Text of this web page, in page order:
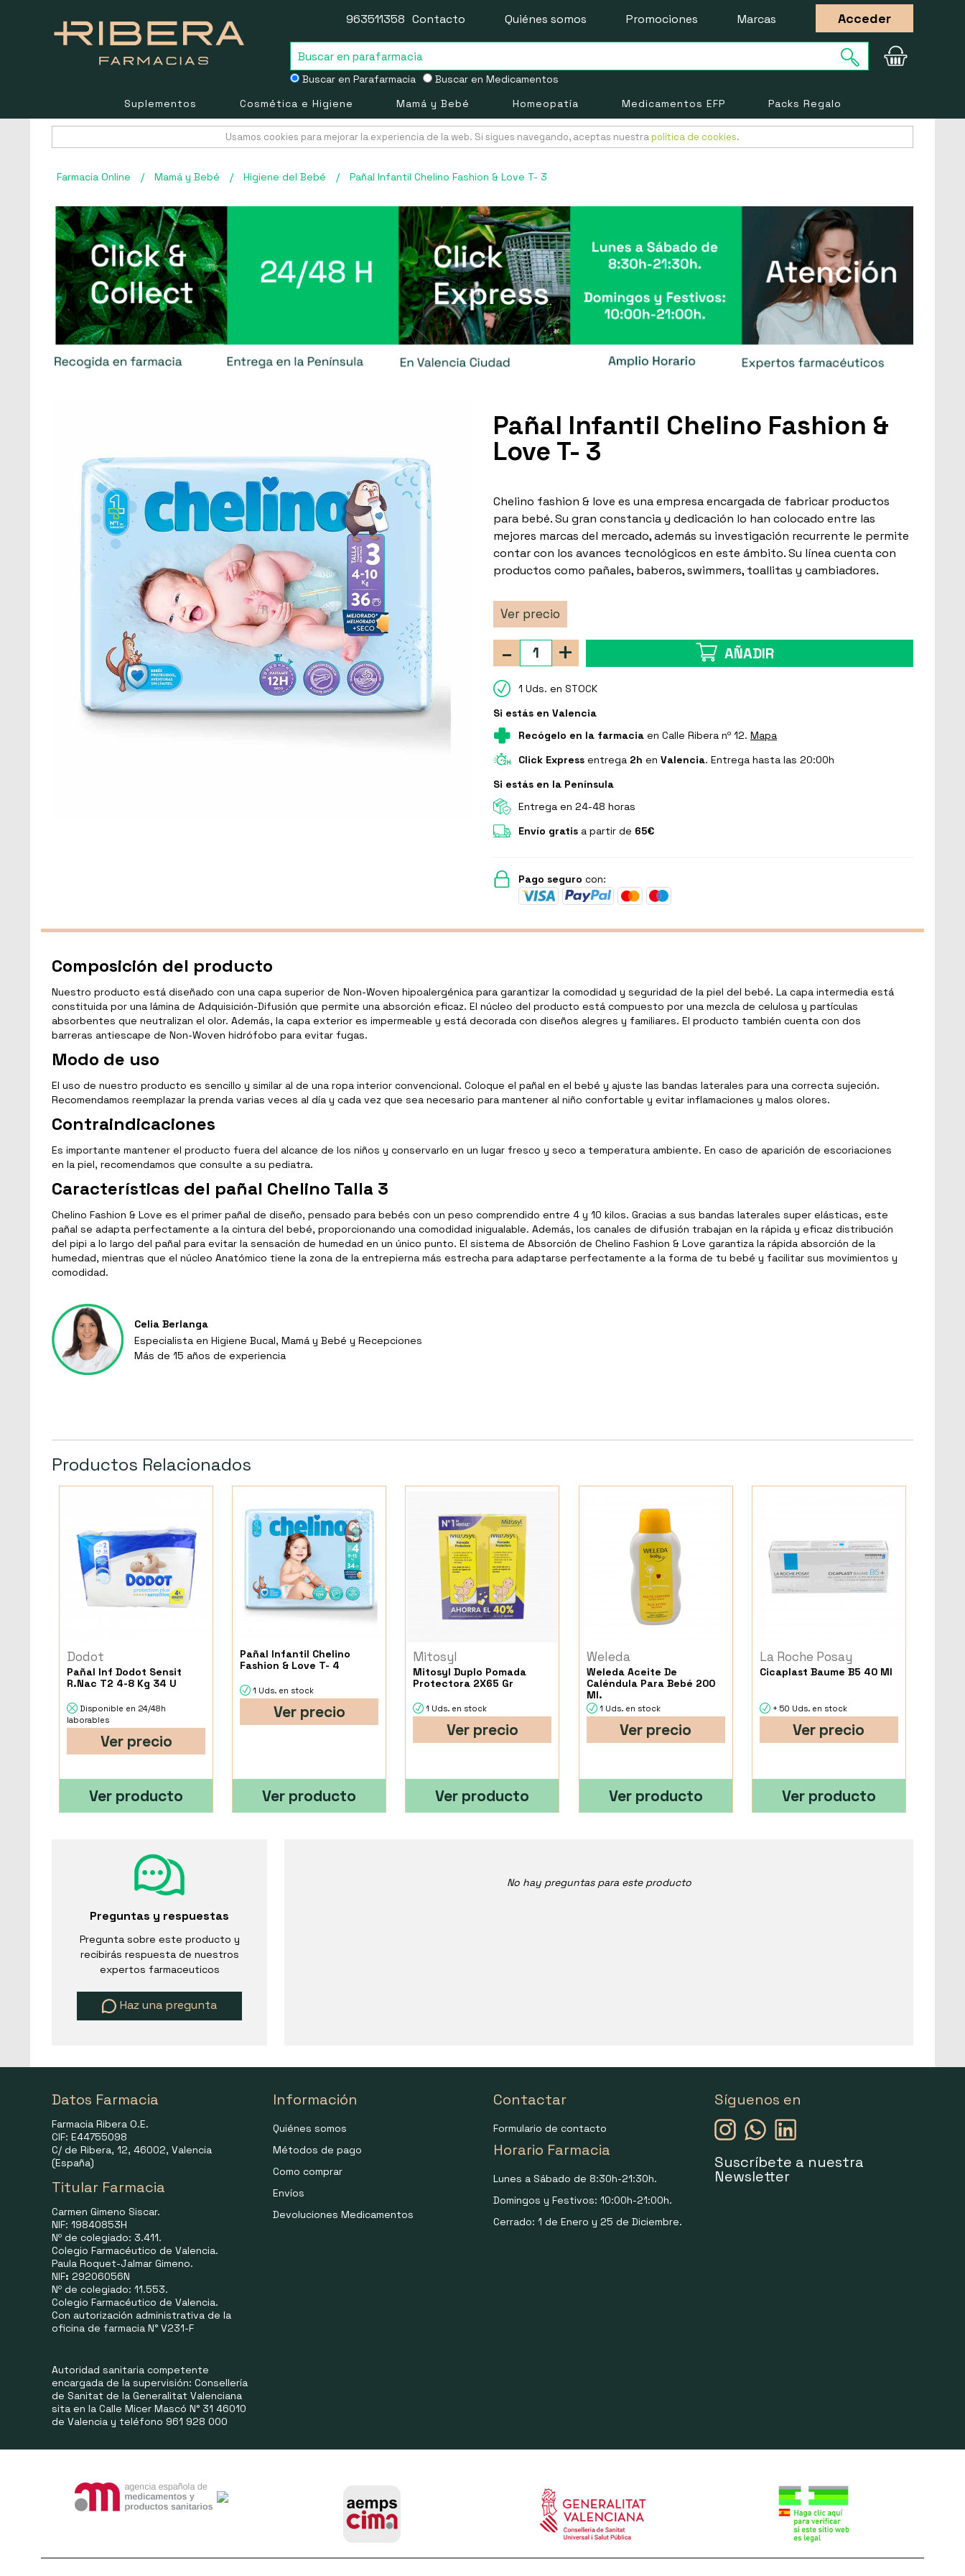
Buscar en Parafarmacia Buscar en Medicamentos
963511358 Contacto Quiénes somos Promociones Marcas Acceder
Suplementos Cosmética e Higiene Mamá y Bebé Homeopatía Medicamentos EFP Packs Regalo
Usamos cookies para mejorar la experiencia de la web. Si sigues navegando, aceptas nuestra política de cookies.
Farmacia Online / Mamá y Bebé / Higiene del Bebé / Pañal Infantil Chelino Fashion & Love T- 3
Pañal Infantil Chelino Fashion &
Love T- 3
Chelino fashion & love es una empresa encargada de fabricar productos
para bebé. Su gran constancia y dedicación lo han colocado entre las
mejores marcas del mercado, además su investigación recurrente le permite
contar con los avances tecnológicos en este ámbito. Su línea cuenta con
productos como pañales, baberos, swimmers, toallitas y cambiadores.
Ver precio
+
- AÑADIR
1 Uds. en STOCK
Si estás en Valencia
Recógelo en la farmacia en Calle Ribera nº 12. Mapa
Click Express entrega 2h en Valencia. Entrega hasta las 20:00h
Si estás en la Península
Entrega en 24-48 horas
Envío gratis a partir de 65€
Pago seguro con:
Composición del producto
Nuestro producto está diseñado con una capa superior de Non-Woven hipoalergénica para garantizar la comodidad y seguridad de la piel del bebé. La capa intermedia está
constituida por una lámina de Adquisición-Difusión que permite una absorción eficaz. El núcleo del producto está compuesto por una mezcla de celulosa y partículas
absorbentes que neutralizan el olor. Además, la capa exterior es impermeable y está decorada con diseños alegres y familiares. El producto también cuenta con dos
barreras antiescape de Non-Woven hidrófobo para evitar fugas.
Modo de uso
El uso de nuestro producto es sencillo y similar al de una ropa interior convencional. Coloque el pañal en el bebé y ajuste las bandas laterales para una correcta sujeción.
Recomendamos reemplazar la prenda varias veces al día y cada vez que sea necesario para mantener al niño confortable y evitar inflamaciones y malos olores.
Contraindicaciones
Es importante mantener el producto fuera del alcance de los niños y conservarlo en un lugar fresco y seco a temperatura ambiente. En caso de aparición de escoriaciones
en la piel, recomendamos que consulte a su pediatra.
Características del pañal Chelino Talla 3
Chelino Fashion & Love es el primer pañal de diseño, pensado para bebés con un peso comprendido entre 4 y 10 kilos. Gracias a sus bandas laterales super elásticas, este
pañal se adapta perfectamente a la cintura del bebé, proporcionando una comodidad inigualable. Además, los canales de difusión trabajan en la rápida y eficaz distribución
del pipi a lo largo del pañal para evitar la sensación de humedad en un único punto. El sistema de Absorción de Chelino Fashion & Love garantiza la rápida absorción de la
humedad, mientras que el núcleo Anatómico tiene la zona de la entrepierna más estrecha para adaptarse perfectamente a la forma de tu bebé y facilitar sus movimientos y
comodidad.
Celia Berlanga
Especialista en Higiene Bucal, Mamá y Bebé y Recepciones
Más de 15 años de experiencia
Productos Relacionados
Dodot
Pañal Inf Dodot Sensit
R.Nac T2 4-8 Kg 34 U
Disponible en 24/48h
laborables
Ver precio
Ver producto
Pañal Infantil Chelino
Fashion & Love T- 4
1 Uds. en stock
Ver precio
Ver producto
Mitosyl
Mitosyl Duplo Pomada
Protectora 2X65 Gr
1 Uds. en stock
Ver precio
Ver producto
Weleda
Weleda Aceite De
Caléndula Para Bebé 200
Ml.
1 Uds. en stock
Ver precio
Ver producto
La Roche Posay
Cicaplast Baume B5 40 Ml
+ 50 Uds. en stock
Ver precio
Ver producto
Preguntas y respuestas
Pregunta sobre este producto y
recibirás respuesta de nuestros
expertos farmaceuticos
Haz una pregunta
No hay preguntas para este producto
Datos Farmacia
Farmacia Ribera O.E.
CIF: E44755098
C/ de Ribera, 12, 46002, Valencia
(España)
Titular Farmacia
Carmen Gimeno Siscar.
NIF: 19840853H
Nº de colegiado: 3.411.
Colegio Farmacéutico de Valencia.
Paula Roquet-Jalmar Gimeno.
NIF: 29206056N
Nº de colegiado: 11.553.
Colegio Farmacéutico de Valencia.
Con autorización administrativa de la
oficina de farmacia N° V231-F
Autoridad sanitaria competente
encargada de la supervisión: Consellería
de Sanitat de la Generalitat Valenciana
sita en la Calle Micer Mascó N° 31 46010
de Valencia y teléfono 961 928 000
Información
Quiénes somos
Métodos de pago
Como comprar
Envíos
Devoluciones Medicamentos
Contactar
Formulario de contacto
Horario Farmacia
Lunes a Sábado de 8:30h-21:30h.
Domingos y Festivos: 10:00h-21:00h.
Cerrado: 1 de Enero y 25 de Diciembre.
Síguenos en
Suscríbete a nuestra
Newsletter